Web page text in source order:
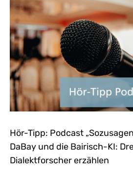
Hör-Tipp: Podcast
DaBay und die Bairisch-KI:
Dialektforscher erzählen